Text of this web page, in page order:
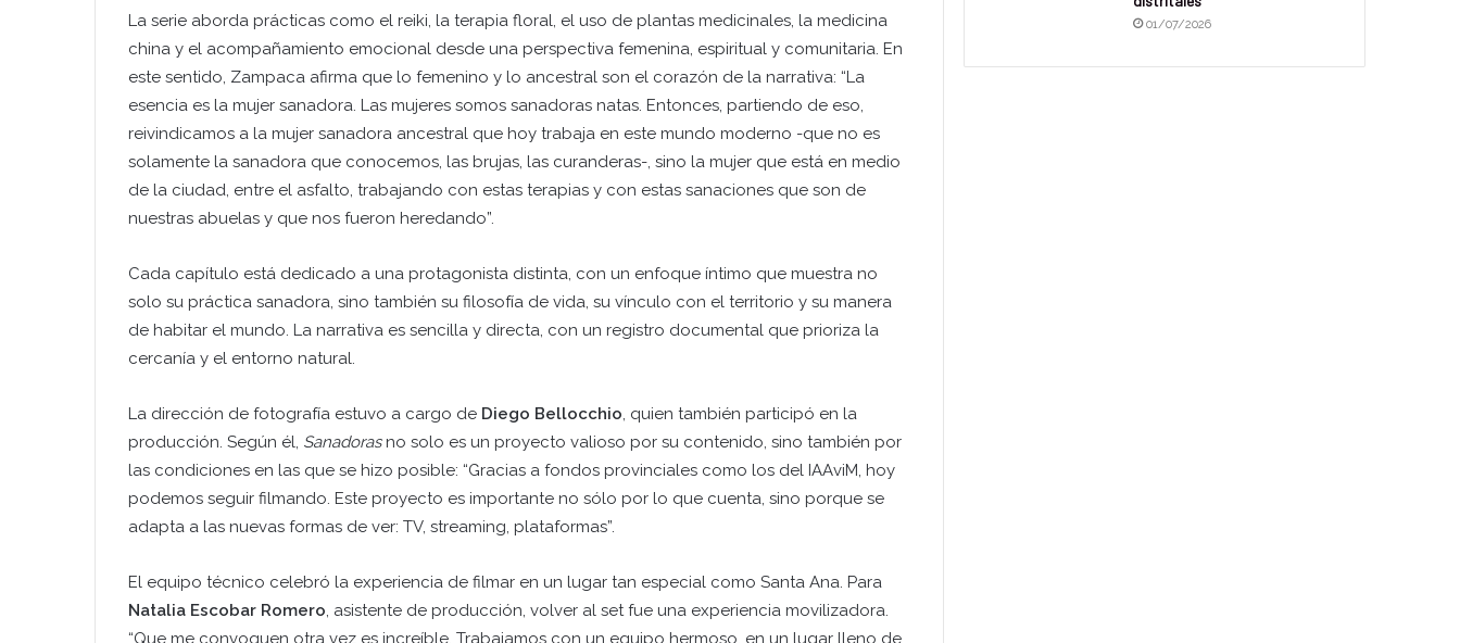
La serie aborda prácticas como el reiki, la terapia floral, el uso de plantas medicinales, la medicina
china y el acompañamiento emocional desde una perspectiva femenina, espiritual y comunitaria. En
este sentido, Zampaca afirma que lo femenino y lo ancestral son el corazón de la narrativa: “La
esencia es la mujer sanadora. Las mujeres somos sanadoras natas. Entonces, partiendo de eso,
reivindicamos a la mujer sanadora ancestral que hoy trabaja en este mundo moderno -que no es
solamente la sanadora que conocemos, las brujas, las curanderas-, sino la mujer que está en medio
de la ciudad, entre el asfalto, trabajando con estas terapias y con estas sanaciones que son de
nuestras abuelas y que nos fueron heredando”.
Cada capítulo está dedicado a una protagonista distinta, con un enfoque íntimo que muestra no
solo su práctica sanadora, sino también su filosofía de vida, su vínculo con el territorio y su manera
de habitar el mundo. La narrativa es sencilla y directa, con un registro documental que prioriza la
cercanía y el entorno natural.
La dirección de fotografía estuvo a cargo de Diego Bellocchio, quien también participó en la
producción. Según él, Sanadorasno solo es un proyecto valioso por su contenido, sino también por
las condiciones en las que se hizo posible: “Gracias a fondos provinciales como los del IAAviM, hoy
podemos seguir filmando. Este proyecto es importante no sólo por lo que cuenta, sino porque se
adapta a las nuevas formas de ver: TV, streaming, plataformas”.
El equipo técnico celebró la experiencia de filmar en un lugar tan especial como Santa Ana. Para
Natalia Escobar Romero, asistente de producción, volver al set fue una experiencia movilizadora.
“Que me convoquen otra vez es increíble. Trabajamos con un equipo hermoso, en un lugar lleno de
01/07/2026